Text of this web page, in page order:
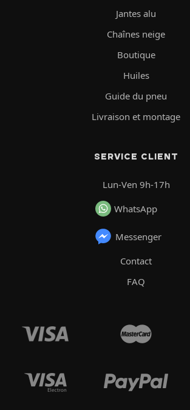
Jantes alu
Chaînes neige
Boutique
Huiles
Guide du pneu
Livraison et montage
SERVICE CLIENT
Lun-Ven 9h-17h
WhatsApp
Messenger
Contact
FAQ